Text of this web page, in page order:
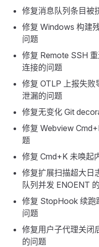
修复消息队列条目被
修复 Windows 构建
问题
修复 Remote SSH
连接的问题
修复 OTLP 上报失
泄漏的问题
修复无变化 Git
修复 Webview
题
修复 Cmd+K 未唤起
修复扩展扫描超大日
队列并发 ENOENT
修复 StopHook 续跑
问题
修复用户子代理关闭
的问题